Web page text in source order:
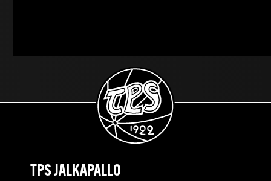
TPS JALKAPALLO